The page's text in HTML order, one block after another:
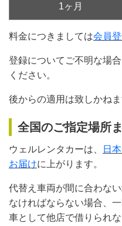
1ヶ月
料金につきましては会員
登録についてご不明な場
ください。
後からの適用は致しかね
全国のご指定場所
ウェルレンタカーは、
日
お届けに上がります。
代替え車両が間に合わな
なければならない場合、
車として他店で借りられ